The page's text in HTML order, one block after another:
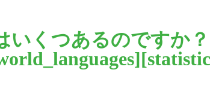
いくつあるのですか
][